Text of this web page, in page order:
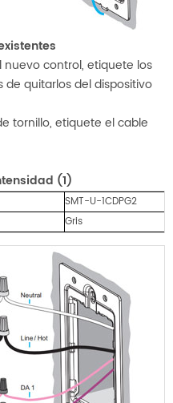
control, etiquete los
quitarlos del dispositivo
tornillo, etiquete el cable
(1)
SMT-U-1CDPG2
Gris